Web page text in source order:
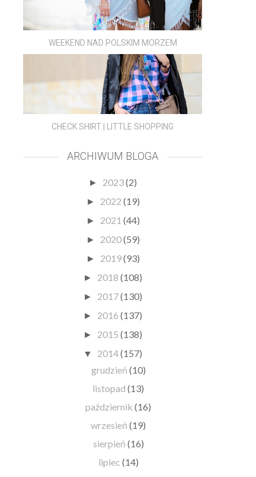
WEEKEND NAD POLSKIM MORZEM
CHECK SHIRT | LITTLE SHOPPING
ARCHIWUM BLOGA
► 2023(2)
► 2022 (19)
► 2021 (44)
► 2020(59)
► 2019(93)
► 2018 (108)
► 2017(130)
► 2016 (137)
► 2015 (138)
▼ 2014(157)
grudzień (10)
listopad(13)
październik(16)
wrzesień(19)
sierpień (16)
lipiec (14)